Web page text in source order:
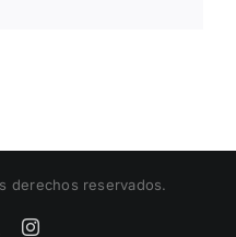
derechos reservados.
Instagram